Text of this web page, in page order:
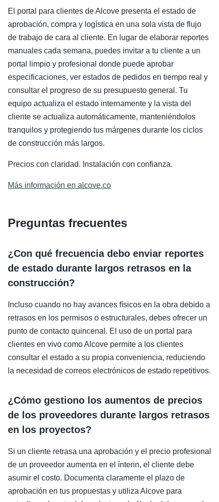
El portal para clientes de Alcove presenta el estado de
aprobación, compra y logística en una sola vista de flujo
de trabajo de cara al cliente. En lugar de elaborar reportes
manuales cada semana, puedes invitar a tu cliente a un
portal limpio y profesional donde puede aprobar
especificaciones, ver estados de pedidos en tiempo real y
consultar el progreso de su presupuesto general. Tu
equipo actualiza el estado internamente y la vista del
cliente se actualiza automáticamente, manteniéndolos
tranquilos y protegiendo tus márgenes durante los ciclos
de construcción más largos.
Precios con claridad. Instalación con confianza.
Más información en alcove.co
Preguntas frecuentes
¿Con qué frecuencia debo enviar reportes
de estado durante largos retrasos en la
construcción?
Incluso cuando no hay avances físicos en la obra debido a
retrasos en los permisos o estructurales, debes ofrecer un
punto de contacto quincenal. El uso de un portal para
clientes en vivo como Alcove permite a los clientes
consultar el estado a su propia conveniencia, reduciendo
la necesidad de correos electrónicos de estado repetitivos.
¿Cómo gestiono los aumentos de precios
de los proveedores durante largos retrasos
en los proyectos?
Si un cliente retrasa una aprobación y el precio profesional
de un proveedor aumenta en el ínterin, el cliente debe
asumir el costo. Documenta claramente el plazo de
aprobación en tus propuestas y utiliza Alcove para